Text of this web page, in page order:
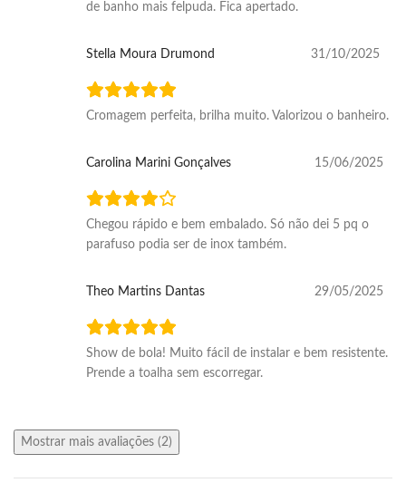
de banho mais felpuda. Fica apertado.
Stella Moura Drumond 31/10/2025
Cromagem perfeita, brilha muito. Valorizou o banheiro.
Carolina Marini Gonçalves 15/06/2025
Chegou rápido e bem embalado. Só não dei 5 pq o
parafuso podia ser de inox também.
Theo Martins Dantas 29/05/2025
Show de bola! Muito fácil de instalar e bem resistente.
Prende a toalha sem escorregar.
Mostrar mais avaliações (2)